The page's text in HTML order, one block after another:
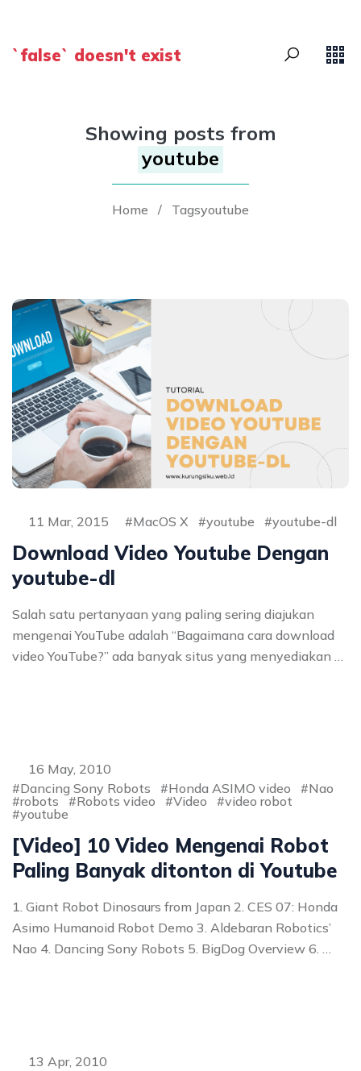
`false` doesn't exist
Showing posts from
youtube
Home / Tagsyoutube
11 Mar, 2015 MacOS X youtube youtube-dl
Download Video Youtube Dengan
youtube-dl
Salah satu pertanyaan yang paling sering diajukan
mengenai YouTube adalah “Bagaimana cara download
video YouTube?” ada banyak situs yang menyediakan …
16 May, 2010
Dancing Sony Robots
Honda ASIMO video
Nao
robots
Robots video Video
video robot
youtube
[Video] 10 Video Mengenai Robot
Paling Banyak ditonton di Youtube
1. Giant Robot Dinosaurs from Japan 2. CES 07: Honda
Asimo Humanoid Robot Demo 3. Aldebaran Robotics’
Nao 4. Dancing Sony Robots 5. BigDog Overview 6. …
13 Apr, 2010